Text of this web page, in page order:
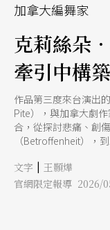
加拿大編舞家
克莉絲朵
牽引中構
作品第三度來台演出
Pite），與加拿大劇
合，從探討悲痛、創
（Betroffenheit），
移，既具敘事的清晰
雜的人性議題，反而
文字 | 王顥燁
官網限定報導 2026/